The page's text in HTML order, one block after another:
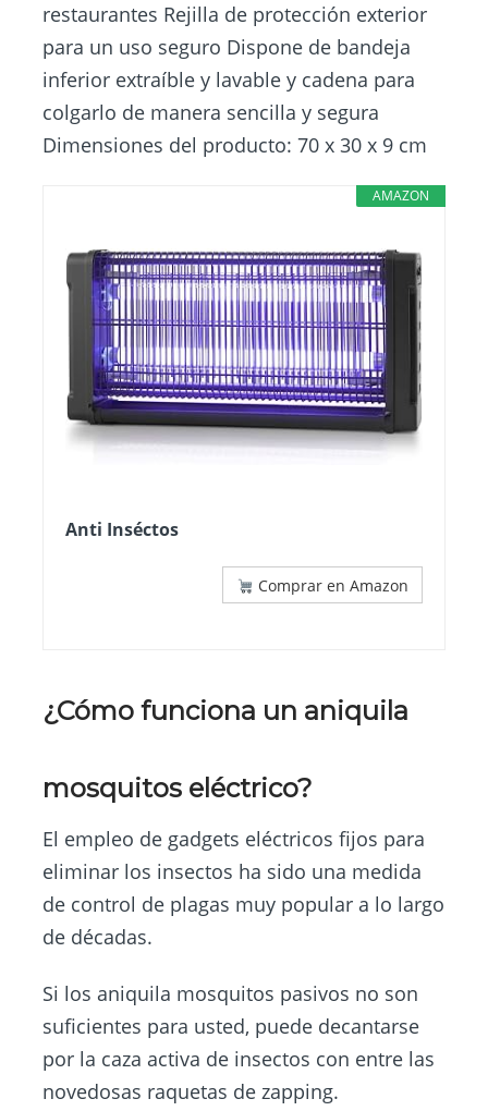
restaurantes Rejilla de protección exterior
para un uso seguro Dispone de bandeja
inferior extraíble y lavable y cadena para
colgarlo de manera sencilla y segura
Dimensiones del producto: 70 x 30 x 9 cm
AMAZON
Anti Inséctos
Comprar en Amazon
¿Cómo funciona un aniquila
mosquitos eléctrico?
El empleo de gadgets eléctricos fijos para
eliminar los insectos ha sido una medida
de control de plagas muy popular a lo largo
de décadas.
Si los aniquila mosquitos pasivos no son
suficientes para usted, puede decantarse
por la caza activa de insectos con entre las
novedosas raquetas de zapping.